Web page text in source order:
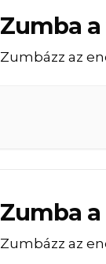
Zumba
Zumbázz az
Zumba
Zumbázz az